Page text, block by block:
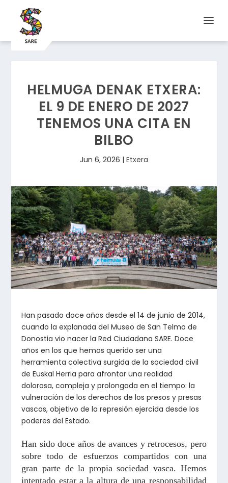
HELMUGA DENAK ETXERA:
EL 9 DE ENERO DE 2027
TENEMOS UNA CITA EN
BILBO
Jun 6, 2026 | Etxera
Han pasado doce años desde el 14 de junio de 2014,
cuando la explanada del Museo de San Telmo de
Donostia vio nacer la Red Ciudadana SARE. Doce
años en los que hemos querido ser una
herramienta colectiva surgida de la sociedad civil
de Euskal Herria para afrontar una realidad
dolorosa, compleja y prolongada en el tiempo: la
vulneración de los derechos de los presos y presas
vascas, objetivo de la represión ejercida desde los
poderes del Estado.
Han sido doce años de avances y retrocesos, pero
sobre todo de esfuerzos compartidos con una
gran parte de la propia sociedad vasca. Hemos
intentado estar a la altura de una responsabilidad